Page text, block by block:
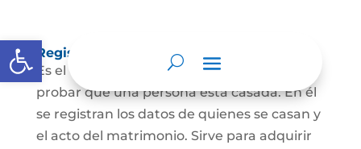
Abrir barra de herramientas
Registro Civil de Matrimonio
Es el documento público necesario para
probar que una persona está casada. En él
se registran los datos de quienes se casan y
el acto del matrimonio. Sirve para adquirir